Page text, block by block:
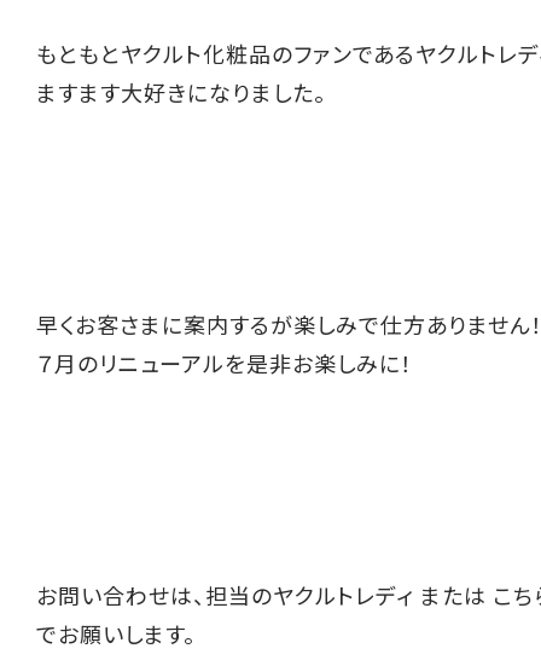
もともとヤクルト化粧品のファンであるヤクルトレデ
ますます大好きになりました。
早くお客さまに案内するが楽しみで仕方ありません
７月のリニューアルを是非お楽しみに！
お問い合わせは、担当のヤクルトレディ または こ
でお願いします。